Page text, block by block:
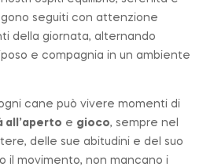
seguiti con attenzione
della giornata, alternando
e compagnia in un ambiente
cane può vivere momenti di
all’aperto e gioco, sempre nel
delle sue abitudini e del suo
il movimento, non mancano i